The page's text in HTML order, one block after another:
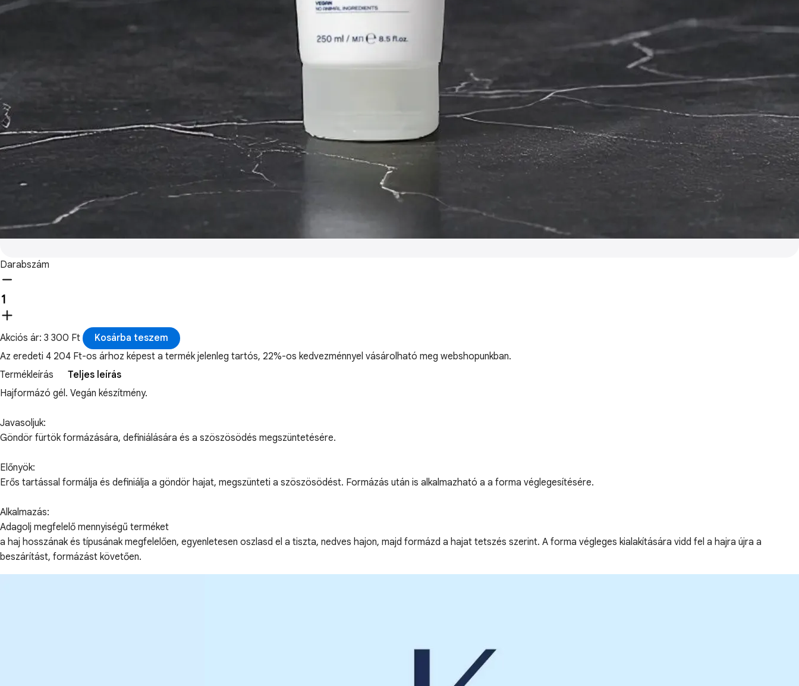
Darabszám
Akciós ár: 3 300 Ft
Kosárba teszem
Az eredeti 4 204 Ft-os árhoz képest a termék jelenleg tartós, 22%-os kedvezménnyel vásárolható meg webshopunkban.
Termékleírás
Teljes leírás
Hajformázó gél. Vegán készítmény.
Javasoljuk:
Göndör fürtök formázására, definiálására és a szöszösödés megszüntetésére.
Előnyök:
Erős tartással formálja és definiálja a göndör hajat, megszünteti a szöszösödést. Formázás után is alkalmazható a a forma véglegesítésére.
Alkalmazás:
Adagolj megfelelő mennyiségű terméket
a haj hosszának és típusának megfelelően, egyenletesen oszlasd el a tiszta, nedves hajon, majd formázd a hajat tetszés szerint. A forma végleges kialakítására vidd fel a hajra újra a
beszárítást, formázást követően.